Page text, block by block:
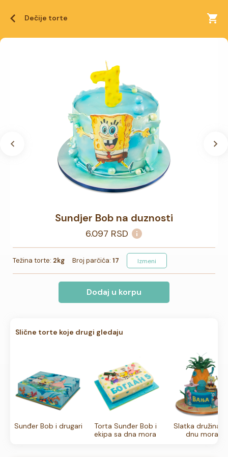
Dečije torte
Sundjer Bob na duznosti
6.097 RSD
Težina torte: 2kg Broj parčića: 17 Izmeni
Dodaj u korpu
Slične torte koje drugi gledaju
Sunđer Bob i drugari
Torta Sunđer Bob i
ekipa sa dna mora
Slatka družina
dnu mora